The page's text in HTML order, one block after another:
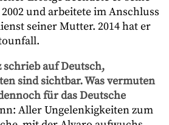
und arbeitete im Anschluss
seiner Mutter. 2014 hat er
auf Deutsch,
sind sichtbar. Was vermuten
für das Deutsche
Aller Ungelenkigkeiten zum